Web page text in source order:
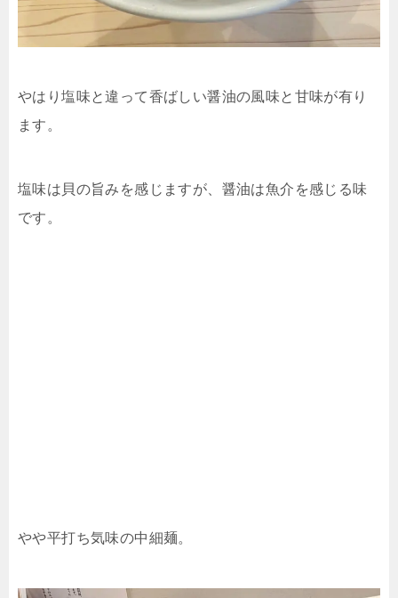
やはり塩味と違って香ばしい醤油の風味と甘味が有り
ます。
塩味は貝の旨みを感じますが、醤油は魚介を感じる味
です。
やや平打ち気味の中細麺。